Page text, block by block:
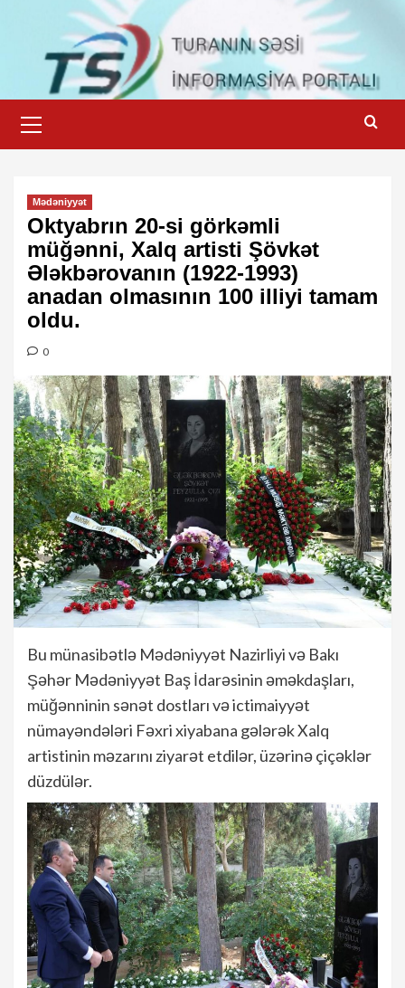
content
Menu
Mədəniyyət
Oktyabrın 20-si görkəmli
müğənni, Xalq artisti Şövkət
Ələkbərovanın (1922-1993)
anadan olmasının 100 illiyi tamam
oldu.
0
Bu münasibətlə Mədəniyyət Nazirliyi və Bakı
Şəhər Mədəniyyət Baş İdarəsinin əməkdaşları,
müğənninin sənət dostları və ictimaiyyət
nümayəndələri Fəxri xiyabana gələrək Xalq
artistinin məzarını ziyarət etdilər, üzərinə çiçəklər
düzdülər.